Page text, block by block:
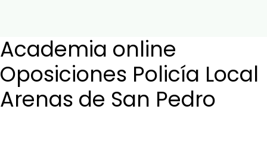
Preguntas Frecuentes
Academia online
Oposiciones Policía Local
Arenas de San Pedro